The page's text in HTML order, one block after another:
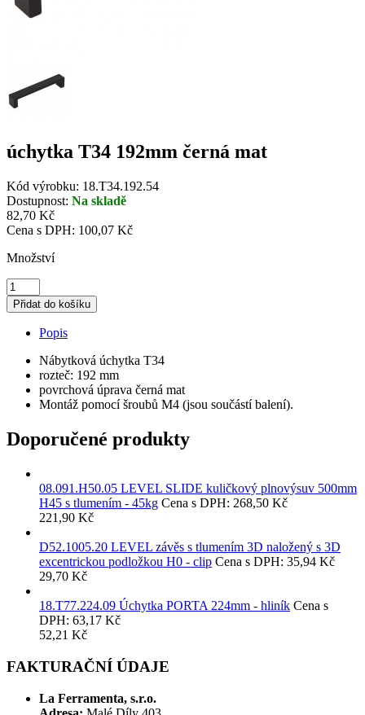
úchytka T34 192mm černá mat
Kód výrobku: 18.T34.192.54
Dostupnost: Na skladě
82,70 Kč
Cena s DPH: 100,07 Kč
Množství
Popis
Nábytková úchytka T34
rozteč: 192 mm
povrchová úprava černá mat
Montáž pomocí šroubů M4 (jsou součástí balení).
Doporučené produkty
08.091.H50.05 LEVEL SLIDE kuličkový plnovýsuv 500mm
H45 s tlumením - 45kg Cena s DPH: 268,50 Kč
221,90 Kč
D52.1005.20 LEVEL závěs s tlumením 3D naložený s 3D
excentrickou podložkou H0 - clip Cena s DPH: 35,94 Kč
29,70 Kč
18.T77.224.09 Úchytka PORTA 224mm - hliník Cena s
DPH: 63,17 Kč
52,21 Kč
FAKTURAČNÍ ÚDAJE
La Ferramenta, s.r.o.